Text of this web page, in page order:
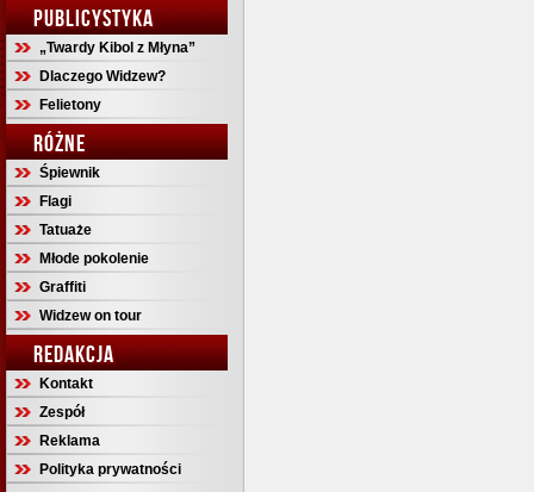
PUBLICYSTYKA
„Twardy Kibol z Młyna”
Dlaczego Widzew?
Felietony
RÓŻNE
Śpiewnik
Flagi
Tatuaże
Młode pokolenie
Graffiti
Widzew on tour
REDAKCJA
Kontakt
Zespół
Reklama
Polityka prywatności